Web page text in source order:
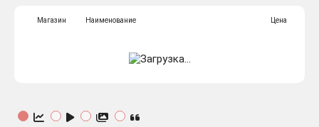
Магазин Наименование Цена